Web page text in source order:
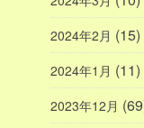
2024年2月 (15)
2024年1月 (11)
2023年12月